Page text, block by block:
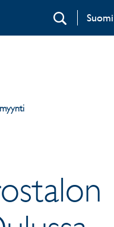
Suomi
Etsi